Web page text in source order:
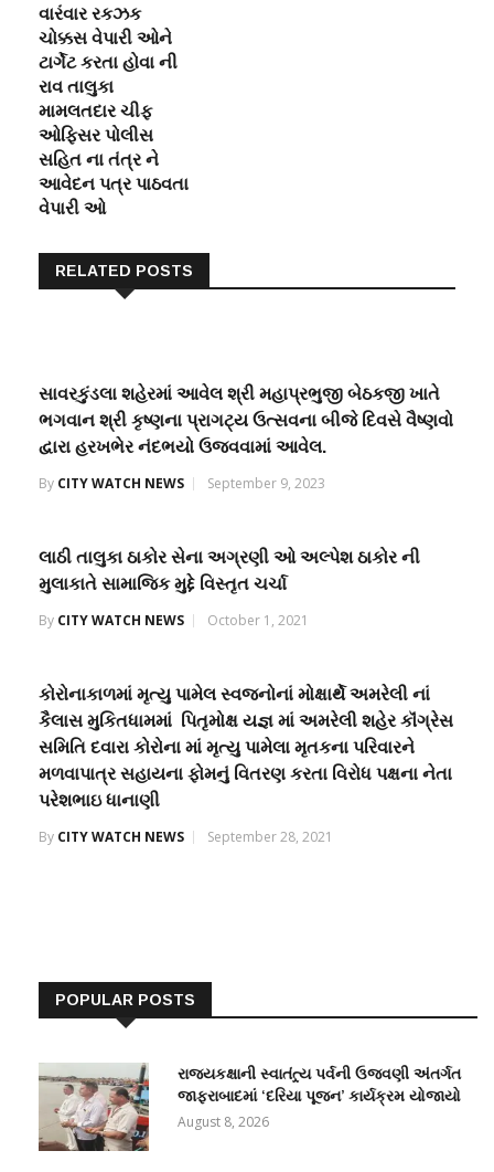
વારંવાર રકઝક
ચોક્કસ વેપારી ઓને
ટાર્ગેટ કરતા હોવા ની
રાવ તાલુકા
મામલતદાર ચીફ
ઓફિસર પોલીસ
સહિત ના તંત્ર ને
આવેદન પત્ર પાઠવતા
વેપારી ઓ
RELATED POSTS
સાવરકુંડલા શહેરમાં આવેલ શ્રી મહાપ્રભુજી બેઠકજી ખાતે
ભગવાન શ્રી કૃષ્ણના પ્રાગટ્ય ઉત્સવના બીજે દિવસે વૈષ્ણવો
દ્વારા હરખભેર નંદભયો ઉજવવામાં આવેલ.
By CITY WATCH NEWS September 9, 2023
લાઠી તાલુકા ઠાકોર સેના અગ્રણી ઓ અલ્પેશ ઠાકોર ની
મુલાકાતે સામાજિક મુદ્દે વિસ્તૃત ચર્ચા
By CITY WATCH NEWS October 1, 2021
કોરોનાકાળમાં મૃત્યુ પામેલ સ્વજનોનાં મોક્ષાર્થે અમરેલી નાં
કૈલાસ મુકિતધામમાં પિતૃમોક્ષ યજ્ઞ માં અમરેલી શહેર કૉંગ્રેસ
સમિતિ દવારા કોરોના માં મૃત્યુ પામેલા મૃતકના પરિવારને
મળવાપાત્ર સહાયના ફોમનું વિતરણ કરતા વિરોધ પક્ષના નેતા
પરેશભાઇ ધાનાણી
By CITY WATCH NEWS September 28, 2021
POPULAR POSTS
રાજ્યકક્ષાની સ્વાતંત્ર્ય પર્વની ઉજવણી અંતર્ગત
જાફરાબાદમાં ‘દરિયા પૂજન’ કાર્યક્રમ યોજાયો
August 8, 2026